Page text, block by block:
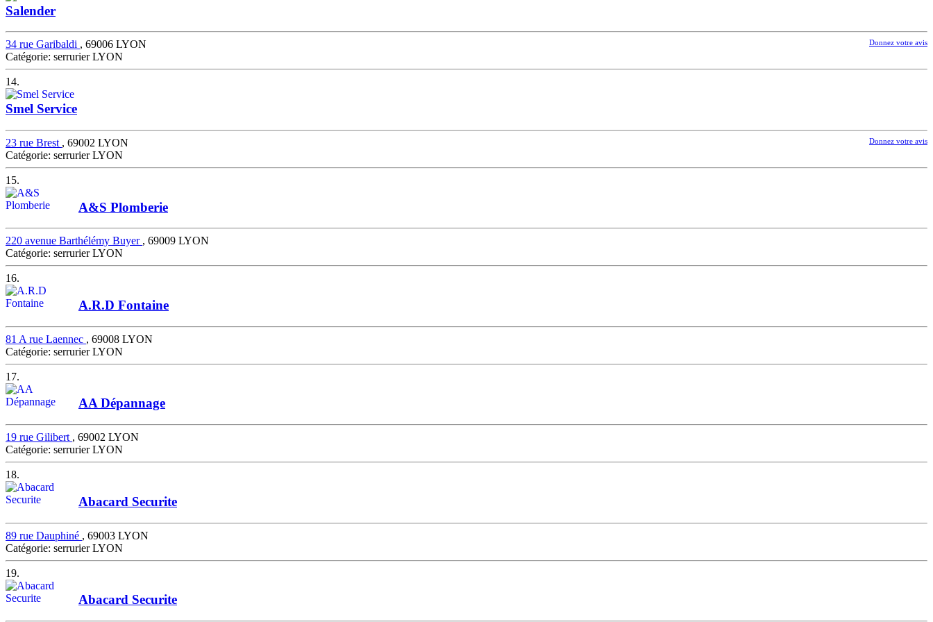
Salender
Donnez votre avis
34 rue Garibaldi , 69006 LYON
Catégorie: serrurier LYON
14.
Smel Service
Donnez votre avis
23 rue Brest , 69002 LYON
Catégorie: serrurier LYON
15.
A&S Plomberie
220 avenue Barthélémy Buyer , 69009 LYON
Catégorie: serrurier LYON
16.
A.R.D Fontaine
81 A rue Laennec , 69008 LYON
Catégorie: serrurier LYON
17.
AA Dépannage
19 rue Gilibert , 69002 LYON
Catégorie: serrurier LYON
18.
Abacard Securite
89 rue Dauphiné , 69003 LYON
Catégorie: serrurier LYON
19.
Abacard Securite